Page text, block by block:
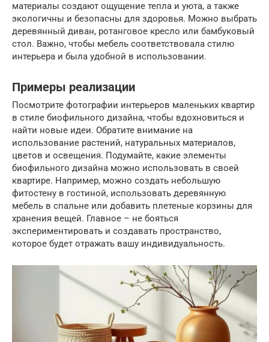
материалы создают ощущение тепла и уюта, а также
экологичны и безопасны для здоровья. Можно выбрать
деревянный диван, ротанговое кресло или бамбуковый
стол. Важно, чтобы мебель соответствовала стилю
интерьера и была удобной в использовании.
Примеры реализации
Посмотрите фотографии интерьеров маленьких квартир
в стиле биофильного дизайна, чтобы вдохновиться и
найти новые идеи. Обратите внимание на
использование растений, натуральных материалов,
цветов и освещения. Подумайте, какие элементы
биофильного дизайна можно использовать в своей
квартире. Например, можно создать небольшую
фитостену в гостиной, использовать деревянную
мебель в спальне или добавить плетеные корзины для
хранения вещей. Главное – не бояться
экспериментировать и создавать пространство,
которое будет отражать вашу индивидуальность.